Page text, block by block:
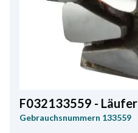
F032133559 - Läufer
Gebrauchsnummern 133559